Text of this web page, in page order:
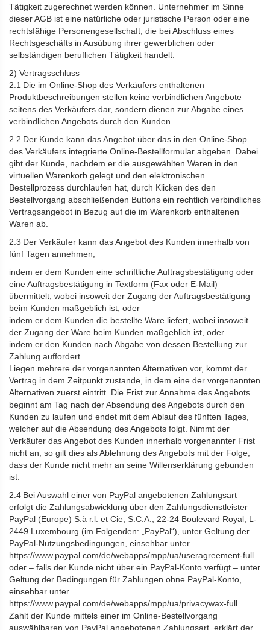
Tätigkeit zugerechnet werden können. Unternehmer im Sinne
dieser AGB ist eine natürliche oder juristische Person oder eine
rechtsfähige Personengesellschaft, die bei Abschluss eines
Rechtsgeschäfts in Ausübung ihrer gewerblichen oder
selbständigen beruflichen Tätigkeit handelt.
2) Vertragsschluss
2.1 Die im Online-Shop des Verkäufers enthaltenen
Produktbeschreibungen stellen keine verbindlichen Angebote
seitens des Verkäufers dar, sondern dienen zur Abgabe eines
verbindlichen Angebots durch den Kunden.
2.2 Der Kunde kann das Angebot über das in den Online-Shop
des Verkäufers integrierte Online-Bestellformular abgeben. Dabei
gibt der Kunde, nachdem er die ausgewählten Waren in den
virtuellen Warenkorb gelegt und den elektronischen
Bestellprozess durchlaufen hat, durch Klicken des den
Bestellvorgang abschließenden Buttons ein rechtlich verbindliches
Vertragsangebot in Bezug auf die im Warenkorb enthaltenen
Waren ab.
2.3 Der Verkäufer kann das Angebot des Kunden innerhalb von
fünf Tagen annehmen,
indem er dem Kunden eine schriftliche Auftragsbestätigung oder
eine Auftragsbestätigung in Textform (Fax oder E-Mail)
übermittelt, wobei insoweit der Zugang der Auftragsbestätigung
beim Kunden maßgeblich ist, oder
indem er dem Kunden die bestellte Ware liefert, wobei insoweit
der Zugang der Ware beim Kunden maßgeblich ist, oder
indem er den Kunden nach Abgabe von dessen Bestellung zur
Zahlung auffordert.
Liegen mehrere der vorgenannten Alternativen vor, kommt der
Vertrag in dem Zeitpunkt zustande, in dem eine der vorgenannten
Alternativen zuerst eintritt. Die Frist zur Annahme des Angebots
beginnt am Tag nach der Absendung des Angebots durch den
Kunden zu laufen und endet mit dem Ablauf des fünften Tages,
welcher auf die Absendung des Angebots folgt. Nimmt der
Verkäufer das Angebot des Kunden innerhalb vorgenannter Frist
nicht an, so gilt dies als Ablehnung des Angebots mit der Folge,
dass der Kunde nicht mehr an seine Willenserklärung gebunden
ist.
2.4 Bei Auswahl einer von PayPal angebotenen Zahlungsart
erfolgt die Zahlungsabwicklung über den Zahlungsdienstleister
PayPal (Europe) S.à r.l. et Cie, S.C.A., 22-24 Boulevard Royal, L-
2449 Luxembourg (im Folgenden: „PayPal“), unter Geltung der
PayPal-Nutzungsbedingungen, einsehbar unter
https://www.paypal.com/de/webapps/mpp/ua/useragreement-full
oder – falls der Kunde nicht über ein PayPal-Konto verfügt – unter
Geltung der Bedingungen für Zahlungen ohne PayPal-Konto,
einsehbar unter
https://www.paypal.com/de/webapps/mpp/ua/privacywax-full.
Zahlt der Kunde mittels einer im Online-Bestellvorgang
auswählbaren von PayPal angebotenen Zahlungsart, erklärt der